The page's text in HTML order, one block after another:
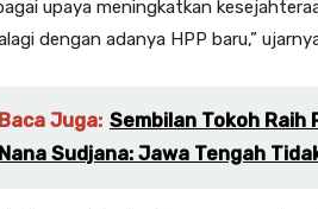
upaya meningkatkan
dengan adanya HPP baru,”
Baca Juga: Sembilan Tokoh
Nana Sudjana: Jawa Tengah